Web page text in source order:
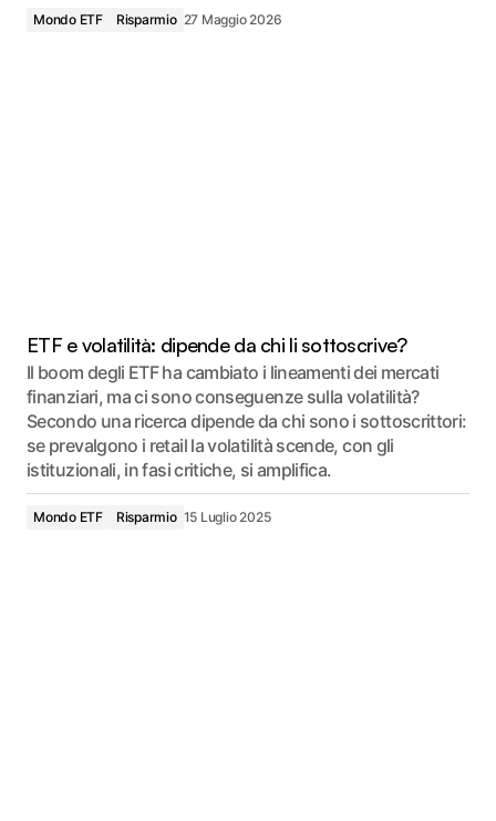
Mondo ETF Risparmio 27 Maggio 2026
ETF e volatilità: dipende da chi li sottoscrive?
Il boom degli ETF ha cambiato i lineamenti dei mercati
finanziari, ma ci sono conseguenze sulla volatilità?
Secondo una ricerca dipende da chi sono i sottoscrittori:
se prevalgono i retail la volatilità scende, con gli
istituzionali, in fasi critiche, si amplifica.
Mondo ETF Risparmio 15 Luglio 2025